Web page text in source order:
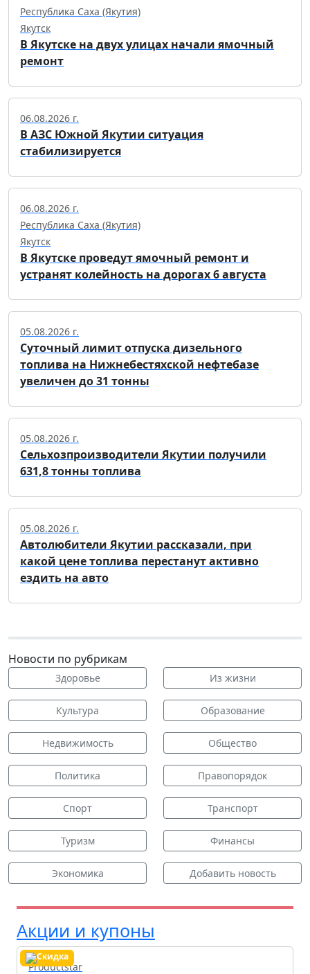
Республика Саха (Якутия)
Якутск
В Якутске на двух улицах начали ямочный
ремонт
06.08.2026 г.
В АЗС Южной Якутии ситуация
стабилизируется
06.08.2026 г.
Республика Саха (Якутия)
Якутск
В Якутске проведут ямочный ремонт и
устранят колейность на дорогах 6 августа
05.08.2026 г.
Суточный лимит отпуска дизельного
топлива на Нижнебестяхской нефтебазе
увеличен до 31 тонны
05.08.2026 г.
Сельхозпроизводители Якутии получили
631,8 тонны топлива
05.08.2026 г.
Автолюбители Якутии рассказали, при
какой цене топлива перестанут активно
ездить на авто
Новости по рубрикам
Здоровье Из жизни
Культура Образование
Недвижимость Общество
Политика Правопорядок
Спорт Транспорт
Туризм Финансы
Экономика Добавить новость
Акции и купоны
Productstar